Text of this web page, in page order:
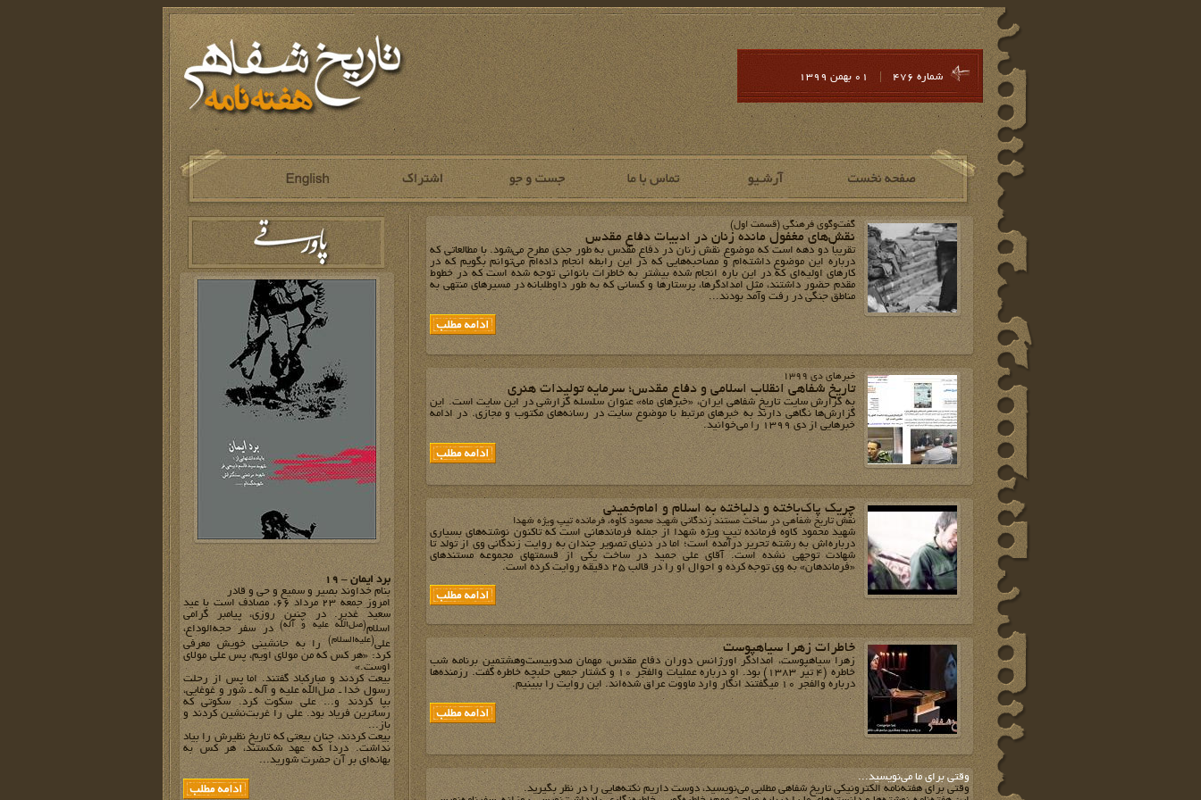
شماره 476
گفت‌وگوی فرهنگی (قسمت اول)
نقش‌های مغفول مانده زنان در ادبیات دفاع مقدس
تقریباً دو دهه است که موضوع نقش زنان در دفاع مقدس به طور جدی مطرح می‌شود. با مطالعاتی که
درباره این موضوع داشته‌ام و مصاحبه‌هایی که در این رابطه انجام داده‌ام می‌توانم بگویم که در
کارهای اولیه‌ای که در این باره انجام شده بیشتر به خاطرات بانوانی توجه شده است که در خطوط
مقدم حضور داشتند، مثل امدادگر‌ها، پرستارها و کسانی که به طور داوطلبانه در مسیرهای منتهی به
مناطق جنگی در رفت وآمد بودند...
خبرهای دی 1399
تاریخ شفاهی انقلاب اسلامی و دفاع مقدس؛ سرمایه‌‌ تولیدات هنری
به گزارش سایت تاریخ شفاهی ایران، «خبرهای ماه» عنوان سلسله گزارشی در این سایت است. این
گزارش‌ها نگاهی دارند به خبرهای مرتبط با موضوع سایت در رسانه‌های مکتوب و مجازی. در ادامه
خبرهایی از دی‌ 1399 را می‌خوانید.
چریک پاک‌باخته و دلباخته به اسلام و امام‌خمینی
نقش تاریخ شفاهی در ساخت مستند زندگانی شهید محمود کاوه، فرمانده تیپ ویژه شهدا
شهید محمود کاوه فرمانده تیپ ویژه شهدا از جمله فرماندهانی است که تاکنون نوشته‌های بسیاری
درباره‌اش به رشته تحریر درآمده است؛ اما در دنیای تصویر چندان به روایت زندگانی وی از تولد تا
شهادت توجهی نشده است. آقای علی حمید در ساخت یکی از قسمتهای مجموعه مستندهای
«فرماندهان» به وی توجه کرده و احوال او را در قالب ۲۵ دقیقه روایت کرده ‌است.
خاطرات زهرا سیاهپوست
زهرا سیاهپوست، امدادگر اورژانس دوران دفاع مقدس، مهمان صدوبیست‌وهشتمین برنامه شب
خاطره (4 تیر 1383) بود. او درباره عملیات والفجر 10 و کشتار جمعی حلبچه خاطره گفت. رزمنده‌ها
درباره والفجر 10 می‎گفتند انگار وارد ماووت عراق شده‌اند. این روایت‌‌ را ببینیم.
وقتي براي ما مي‌نويسيد...
وقتي براي هفته‌نامه الکترونيکي تاريخ شفاهي مطلبي مي‌نويسيد، دوست داريم نکته‌هايي را در نظر بگيريد.
برد ایمان – 19
بنام خداوند بصیر و سمیع و حی و قادر
امروز جمعه 23 مرداد 66، مصادف است با عید
سعید غدیر. در چنین روزی، پیامبر گرامی
اسلام(صل‌الله علیه و آله)در سفر حجه‌الوداع،
علی(علیه‌السلام) را به جانشینی خویش معرفی
کرد: «هر کس که من مولای اویم، پس علی مولای
اوست.»
بیعت کردند و مبارکباد گفتند. اما پس از رحلت
رسول خدا ـ صل‌الله علیه و آله ـ شور و غوغایی،
بپا کردند و... علی سکوت کرد. سکوتی که
رساترین فریاد بود. علی را غربت‌نشین کردند و
باز...
بیعت کردند، چنان بیعتی که تاریخ نظیرش را بیاد
نداشت. دردا که عهد شکستند، هر کس به
بهانه‌ای بر آن حضرت شورید...